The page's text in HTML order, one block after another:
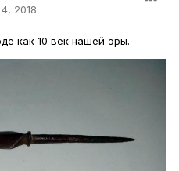
2018
как 10 век нашей эры.